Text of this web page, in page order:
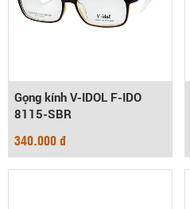
Gọng kính V-IDOL F-IDO
8115-SBR
340.000 đ